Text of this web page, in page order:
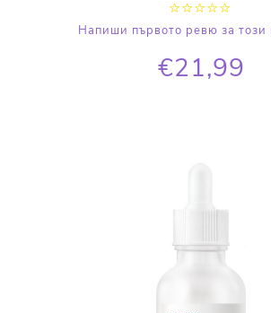
Напиши първото ревю за този
€21,99